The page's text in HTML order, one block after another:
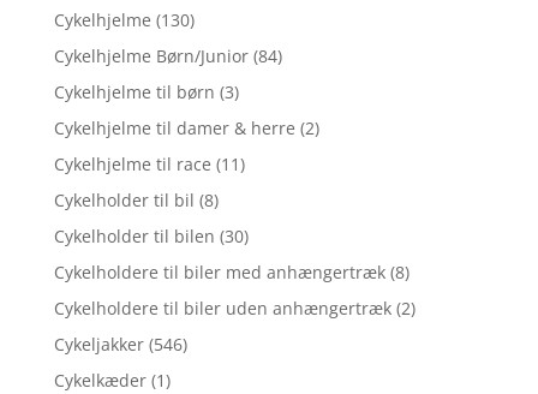
Cykelhjelme (130)
Cykelhjelme Børn/Junior (84)
Cykelhjelme til børn (3)
Cykelhjelme til damer & herre (2)
Cykelhjelme til race (11)
Cykelholder til bil (8)
Cykelholder til bilen (30)
Cykelholdere til biler med anhængertræk (8)
Cykelholdere til biler uden anhængertræk (2)
Cykeljakker (546)
Cykelkæder (1)